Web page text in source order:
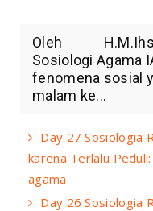
Oleh
Sosiologi Agama
fenomena sosial
malam ke...
Day 27 Sosiologia
karena Terlalu
agama
Day 26 Sosiologia